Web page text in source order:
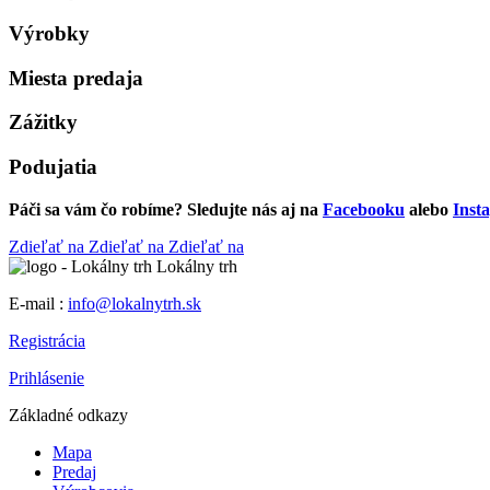
Výrobky
Miesta predaja
Zážitky
Podujatia
Páči sa vám čo robíme? Sledujte nás aj na Facebooku alebo
Zdieľať na Zdieľať na Zdieľať na
Lokálny trh
E-mail : info@lokalnytrh.sk
Registrácia
Prihlásenie
Základné odkazy
Mapa
Predaj